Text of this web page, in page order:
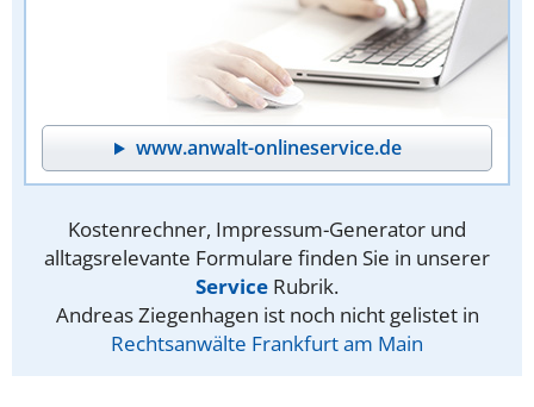
www.anwalt-onlineservice.de
Kostenrechner, Impressum-Generator und
alltagsrelevante Formulare finden Sie in unserer
Service Rubrik.
Andreas Ziegenhagen ist noch nicht gelistet in
Rechtsanwälte Frankfurt am Main